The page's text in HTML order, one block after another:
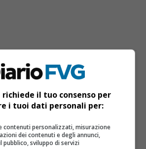
ULTIME NOTIZIE
vacanze e vestiti firmati sui social:
un traffico di droga da milioni
2 giorni fa
con cautela nell’Udinese: ecco tutte
sotto osservazione
richiede il tuo consenso per
i tuoi dati personali per:
contenuti personalizzati, misurazione
dei contenuti e degli annunci,
pubblico, sviluppo di servizi